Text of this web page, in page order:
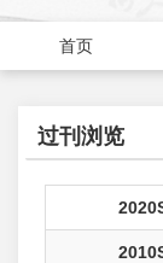
首页
过刊浏览